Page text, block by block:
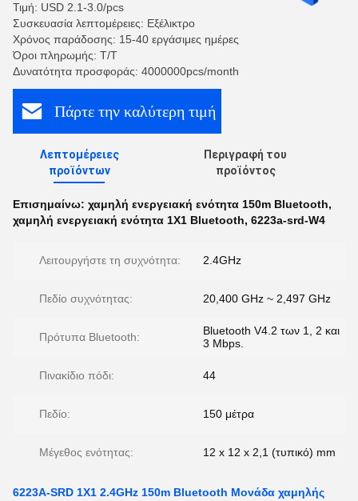
Τιμή: USD 2.1-3.0/pcs
Συσκευασία λεπτομέρειες: Εξέλικτρο
Χρόνος παράδοσης: 15-40 εργάσιμες ημέρες
Όροι πληρωμής: T/T
Δυνατότητα προσφοράς: 4000000pcs/month
Πάρτε την καλύτερη τιμή
Λεπτομέρειες
προϊόντων
Περιγραφή του
προϊόντος
Επισημαίνω: χαμηλή ενεργειακή ενότητα 150m Bluetooth,
χαμηλή ενεργειακή ενότητα 1X1 Bluetooth, 6223a-srd-W4
Λειτουργήστε τη συχνότητα: 2.4GHz
Πεδίο συχνότητας: 20,400 GHz ~ 2,497 GHz
Πρότυπα Bluetooth:
Bluetooth V4.2 των 1, 2 και
3 Mbps.
Πινακίδιο πόδι: 44
Πεδίο: 150 μέτρα
Μέγεθος ενότητας: 12 x 12 x 2,1 (τυπικό) mm
6223A-SRD 1X1 2.4GHz 150m Bluetooth Μονάδα χαμηλής